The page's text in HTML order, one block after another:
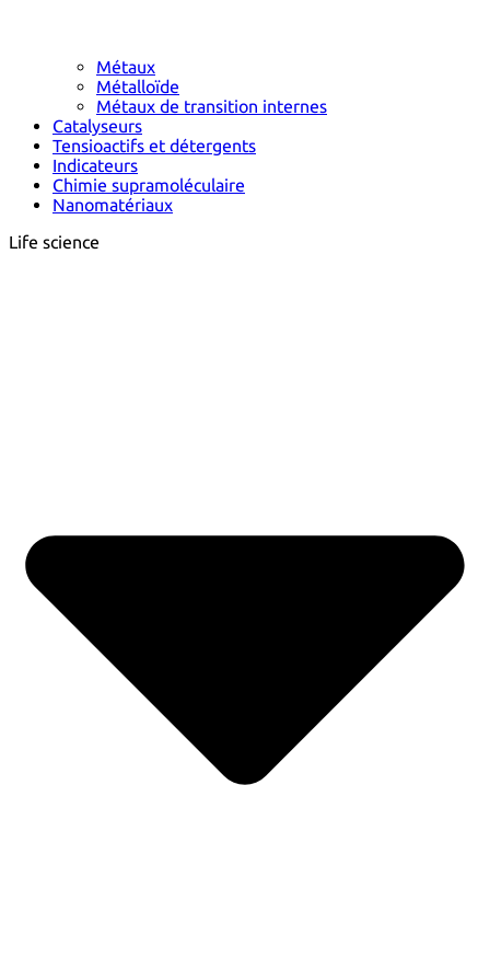
Métaux
Métalloïde
Métaux de transition internes
Catalyseurs
Tensioactifs et détergents
Indicateurs
Chimie supramoléculaire
Nanomatériaux
Life science